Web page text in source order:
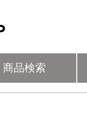
商品検索